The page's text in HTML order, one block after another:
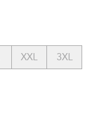
XXL 3XL